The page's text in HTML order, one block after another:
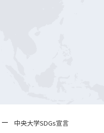
中央大学SDGs宣言